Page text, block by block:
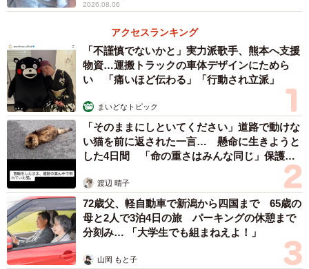
ーー錯覚をテーマにした作品はほかにも？
「いえ、錯視をテーマにした作品は今回がはじめてです！
でも、見る人の感覚を揺さぶるような表現にはずっと興味
があります」
ーーSNSで大きな反響がありましたね。
「『全然同じ色に見えない！』という反応がとても多かっ
たです。リプや引用でも検証している人が沢山いて、『検
証動画を見てやっと納得した』という声も多かったです。
一方で“CPUにしか見えない！”という声も沢山あがってい
て、全く予想していなかった反応だったので笑ってしまい
ました（笑）。中には私の画像を元に、似たような錯視画
2026.08.06
アクセスランキング
「不謹慎でないかと」実力派歌手、熊本へ支援
物資…運搬トラックの車体デザインにためら
い 「痛いほど伝わる」「行動され立派」
まいどなトピック
「そのままにしといてください」道路で動けな
い猫を前に返された一言… 懸命に生きようと
した4日間 「命の重さはみんな同じ」保護団
渡辺 晴子
72歳父、軽自動車で新潟から四国まで 65歳の
母と2人で3泊4日の旅 パーキングの休憩まで
分刻み… 「大学生でも組まねえよ！」
山岡 もと子